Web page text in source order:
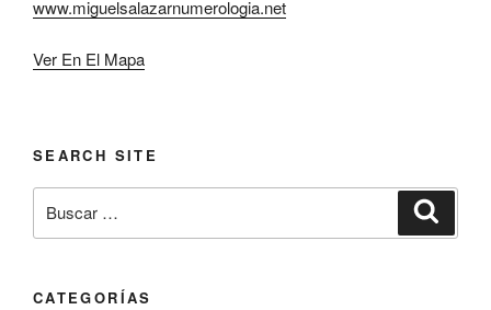
www.miguelsalazarnumerologia.net
Ver En El Mapa
SEARCH SITE
por:
CATEGORÍAS